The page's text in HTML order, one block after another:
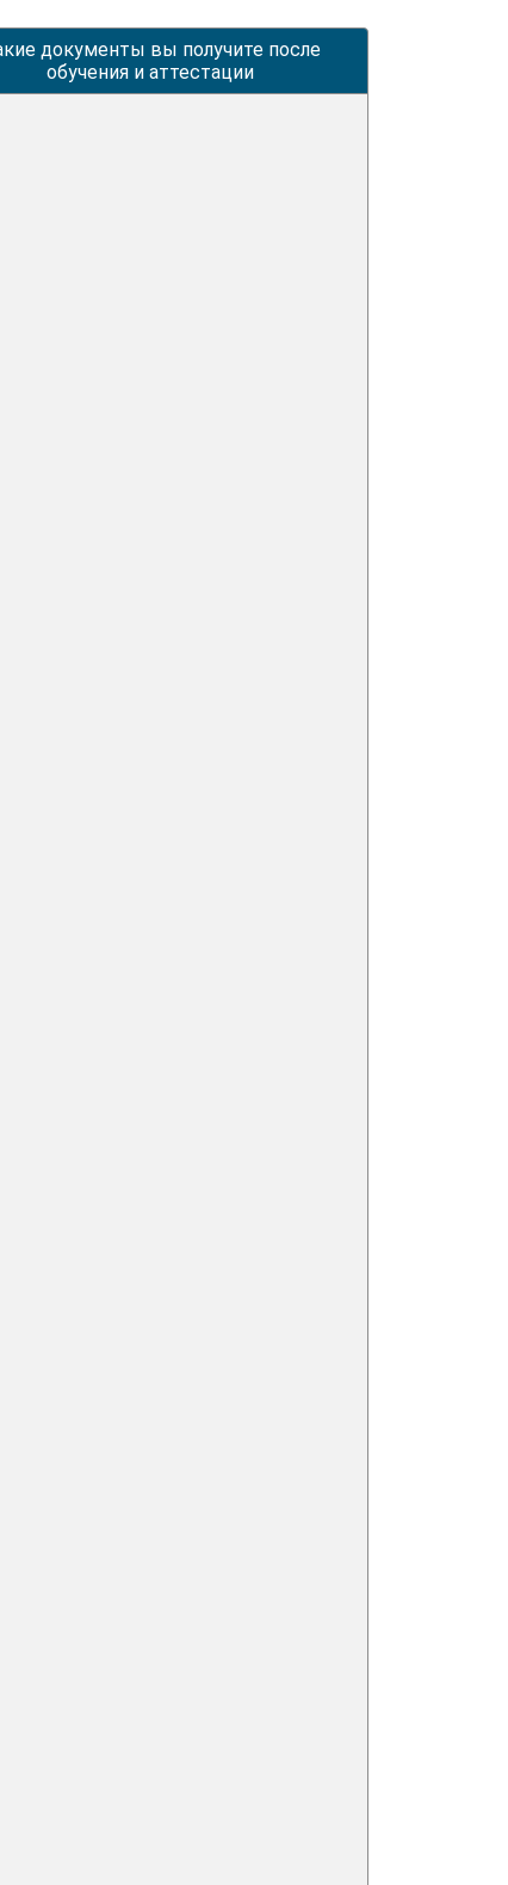
документы вы получите после
обучения и аттестации